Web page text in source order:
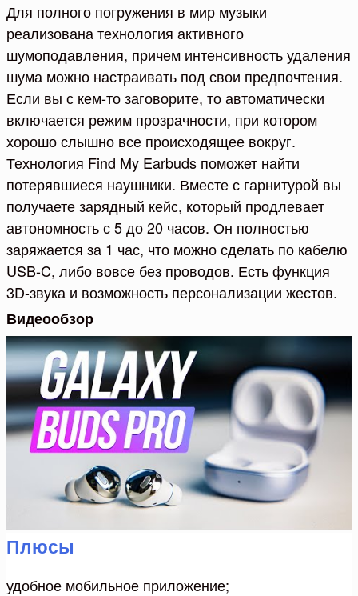
Для полного погружения в мир музыки
реализована технология активного
шумоподавления, причем интенсивность удаления
шума можно настраивать под свои предпочтения.
Если вы с кем-то заговорите, то автоматически
включается режим прозрачности, при котором
хорошо слышно все происходящее вокруг.
Технология Find My Earbuds поможет найти
потерявшиеся наушники. Вместе с гарнитурой вы
получаете зарядный кейс, который продлевает
автономность с 5 до 20 часов. Он полностью
заряжается за 1 час, что можно сделать по кабелю
USB-C, либо вовсе без проводов. Есть функция
3D-звука и возможность персонализации жестов.
Видеообзор
Плюсы
удобное мобильное приложение;